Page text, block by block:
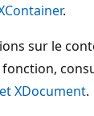
.
sur le
XDocument.